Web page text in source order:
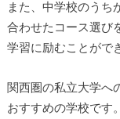
また、中学校のうち
合わせたコース選び
学習に励むことがで
関西圏の私立大学へ
おすすめの学校です。